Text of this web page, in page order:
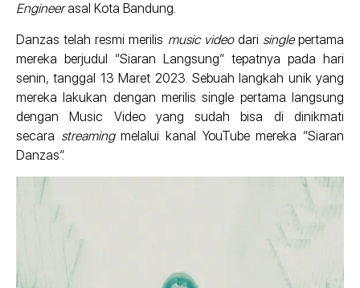
Engineerasal Kota Bandung.
Danzas telah resmi merilis music videodari singlepertama
mereka berjudul “Siaran Langsung” tepatnya pada hari
senin, tanggal 13 Maret 2023. Sebuah langkah unik yang
mereka lakukan dengan merilis single pertama langsung
dengan Music Video yang sudah bisa di dinikmati
secara streamingmelalui kanal YouTube mereka “Siaran
Danzas”.